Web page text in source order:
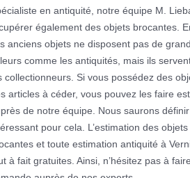
en antiquité, notre équipe M.
également des objets brocantes.
anciens objets ne disposent pas de
comme les antiquités, mais ils
collectionneurs. Si vous possédez des
articles à céder, vous pouvez les faire
de notre équipe. Nous saurons
pour cela. L’estimation des objets
et toute estimation antiquité à
à fait gratuites. Ainsi, n’hésitez pas à